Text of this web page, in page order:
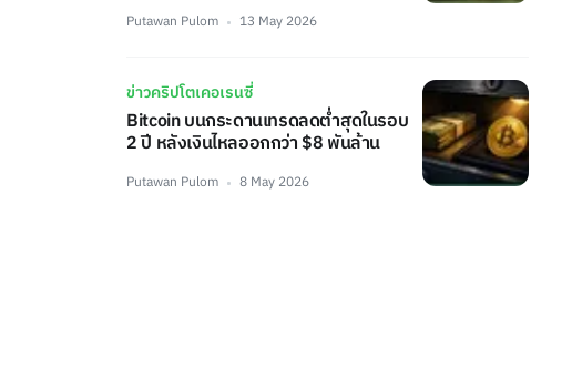
Putawan Pulom 13 May 2026
ข่าวคริปโตเคอเรนซี่
Bitcoin บนกระดานเทรดลดต่ำสุดในรอบ
2 ปี หลังเงินไหลออกกว่า $8 พันล้าน
Putawan Pulom 8 May 2026